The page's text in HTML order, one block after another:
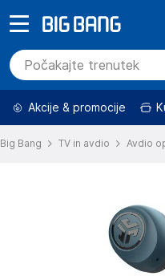
Akcije & promocije
Big Bang TV in avdio Avdio